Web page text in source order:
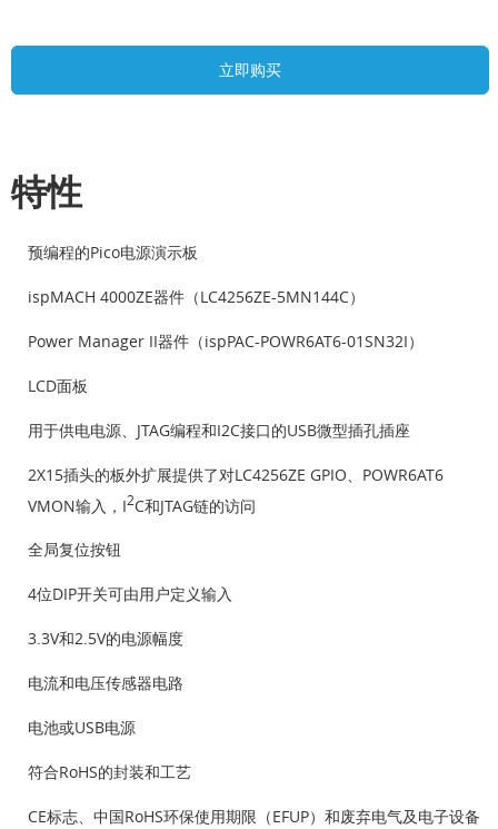
立即购买
特性
预编程的Pico电源演示板
ispMACH 4000ZE器件（LC4256ZE-5MN144C）
Power Manager II器件（ispPAC-POWR6AT6-01SN32I）
LCD面板
用于供电电源、JTAG编程和I2C接口的USB微型插孔插座
2X15插头的板外扩展提供了对LC4256ZE GPIO、POWR6AT6
VMON输入，I2C和JTAG链的访问
全局复位按钮
4位DIP开关可由用户定义输入
3.3V和2.5V的电源幅度
电流和电压传感器电路
电池或USB电源
符合RoHS的封装和工艺
CE标志、中国RoHS环保使用期限（EFUP）和废弃电气及电子设备